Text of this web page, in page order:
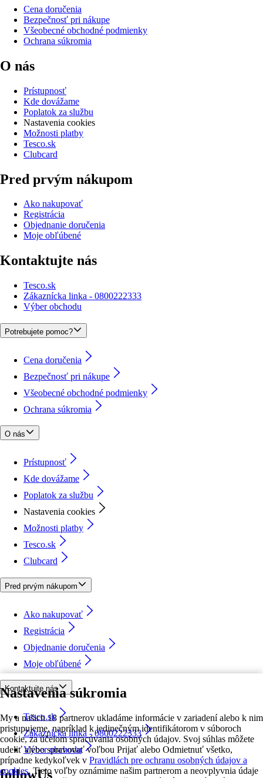
Nastavenia súkromia
My a našich 18 partnerov ukladáme informácie v zariadení alebo k nim
pristupujeme, napríklad k jedinečným identifikátorom v súboroch
cookie, za účelom spracúvania osobných údajov. Svoj súhlas môžete
udeliť alebo spravovať voľbou Prijať alebo Odmietnuť všetko,
prípadne kedykoľvek v Pravidlách pre ochranu osobných údajov a
cookies. Tieto voľby oznámime našim partnerom a neovplyvnia údaje
Cena doručenia
Bezpečnosť pri nákupe
Všeobecné obchodné podmienky
Ochrana súkromia
O nás
Prístupnosť
Kde dovážame
Poplatok za službu
Nastavenia cookies
Možnosti platby
Tesco.sk
Clubcard
Pred prvým nákupom
Ako nakupovať
Registrácia
Objednanie doručenia
Moje obľúbené
Kontaktujte nás
Tesco.sk
Zákaznícka linka - 0800222333
Výber obchodu
Potrebujete pomoc?
Cena doručenia
Bezpečnosť pri nákupe
Všeobecné obchodné podmienky
Ochrana súkromia
O nás
Prístupnosť
Kde dovážame
Poplatok za službu
Nastavenia cookies
Možnosti platby
Tesco.sk
Clubcard
Pred prvým nákupom
Ako nakupovať
Registrácia
Objednanie doručenia
Moje obľúbené
Kontaktujte nás
Tesco.sk
Zákaznícka linka - 0800222333
Výber obchodu
followUs